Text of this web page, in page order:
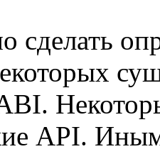
сделать
API.